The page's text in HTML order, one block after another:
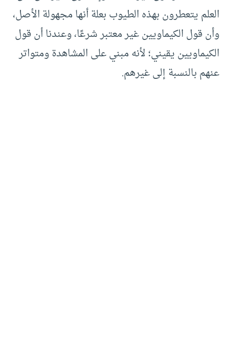
العلم يتعطرون بهذه الطيوب بعلة أنها مجهولة الأصل،
وأن قول الكيماويين غير معتبر شرعًا، وعندنا أن قول
الكيماويين يقيني؛ لأنه مبني على المشاهدة ومتواتر
عنهم بالنسبة إلى غيرهم.